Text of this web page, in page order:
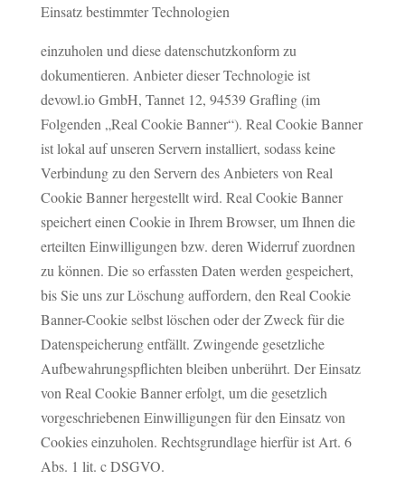
Einsatz bestimmter Technologien
einzuholen und diese datenschutzkonform zu
dokumentieren. Anbieter dieser Technologie ist
devowl.io GmbH, Tannet 12, 94539 Grafling (im
Folgenden „Real Cookie Banner“). Real Cookie Banner
ist lokal auf unseren Servern installiert, sodass keine
Verbindung zu den Servern des Anbieters von Real
Cookie Banner hergestellt wird. Real Cookie Banner
speichert einen Cookie in Ihrem Browser, um Ihnen die
erteilten Einwilligungen bzw. deren Widerruf zuordnen
zu können. Die so erfassten Daten werden gespeichert,
bis Sie uns zur Löschung auffordern, den Real Cookie
Banner-Cookie selbst löschen oder der Zweck für die
Datenspeicherung entfällt. Zwingende gesetzliche
Aufbewahrungspflichten bleiben unberührt. Der Einsatz
von Real Cookie Banner erfolgt, um die gesetzlich
vorgeschriebenen Einwilligungen für den Einsatz von
Cookies einzuholen. Rechtsgrundlage hierfür ist Art. 6
Abs. 1 lit. c DSGVO.